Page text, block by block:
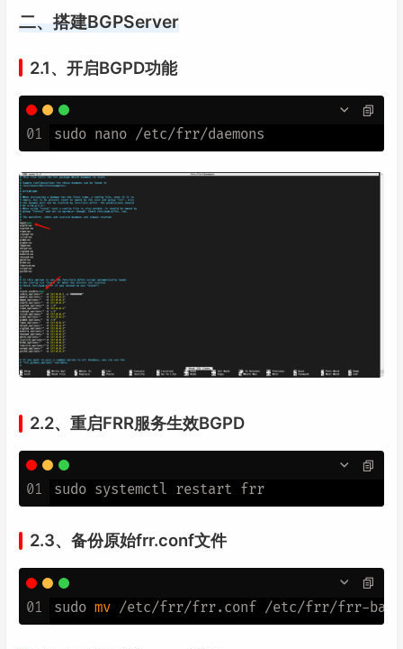
二、搭建BGPServer
2.1、开启BGPD功能
01
2.2、重启FRR服务生效BGPD
01
2.3、备份原始frr.conf文件
01 sudo mv